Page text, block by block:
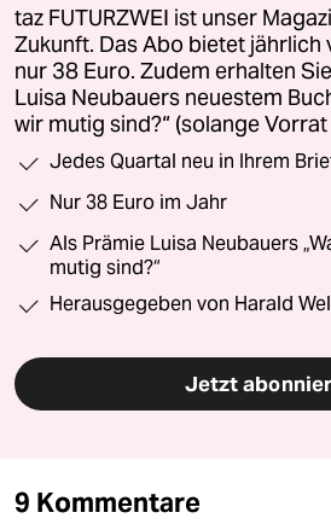
taz FUTURZWEI ist unser
Zukunft. Das Abo bietet jährlich
nur 38 Euro. Zudem erhalten
Luisa Neubauers neuestem
wir mutig sind?“ (solange
Jedes Quartal neu in Ihrem
Nur 38 Euro im Jahr
Als Prämie Luisa Neubauers
mutig sind?“
Herausgegeben von Harald
Jetzt
9 Kommentare